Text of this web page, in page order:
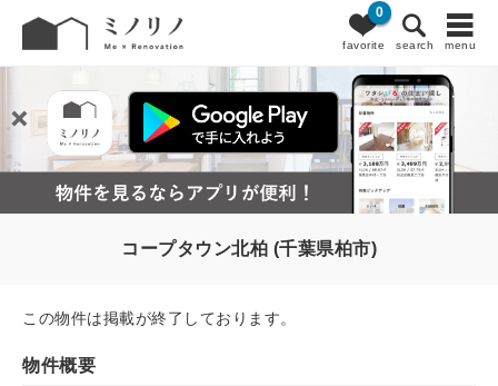
favorite
0
search menu
コープタウン北柏 (千葉県柏市)
この物件は掲載が終了しております。
物件概要